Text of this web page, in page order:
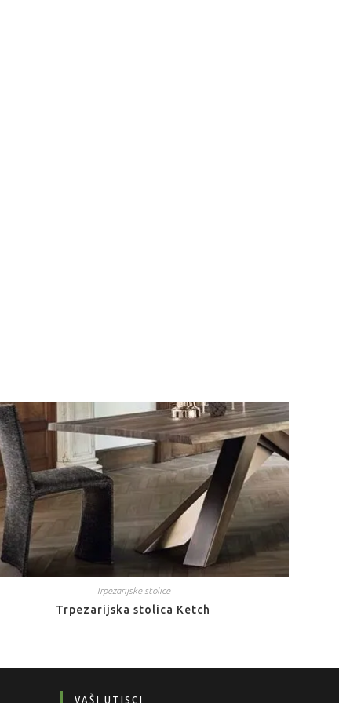
Trpezarijske stolice
Trpezarijska stolica Ketch
VAŠI UTISCI